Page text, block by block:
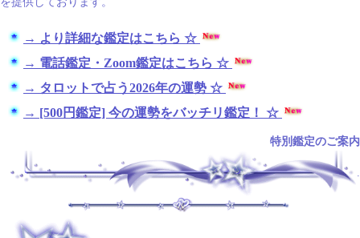
→ より詳細な鑑定はこちら ☆
→ 電話鑑定・Zoom鑑定はこちら ☆
→ タロットで占う2026年の運勢 ☆
→ [500円鑑定] 今の運勢をバッチリ鑑定！ ☆
特別鑑定のご案内